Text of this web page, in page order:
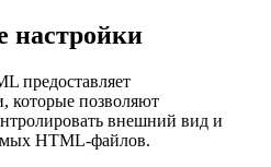
настройки
предоставляет
которые позволяют
внешний вид и
HTML-файлов.